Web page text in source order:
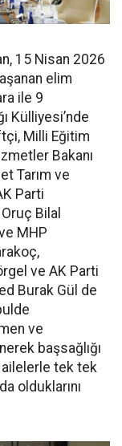
15 Nisan 2026
elim
ile 9
Külliyesi’nde
Milli Eğitim
Bakanı
Tarım ve
Parti
Bilal
MHP
ve AK Parti
Burak Gül de
ve
başsağlığı
ailelerle tek tek
olduklarını